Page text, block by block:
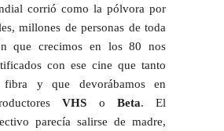
corrió como la pólvora por
millones de personas de toda
que crecimos en los 80 nos
con ese cine que tanto
fibra y que devorábamos en
VHS o Beta. El
parecía salirse de madre,